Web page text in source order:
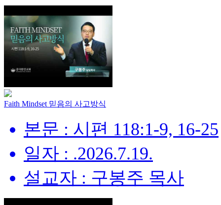
Faith Mindset 믿음의 사고방식
본문 : 시편 118:1-9, 16-25
일자 : .2026.7.19.
설교자 : 구봉주 목사